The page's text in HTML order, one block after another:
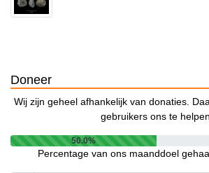
Doneer
Wij zijn geheel afhankelijk van donaties.
gebruikers ons te
50.0%
Percentage van ons maanddoel